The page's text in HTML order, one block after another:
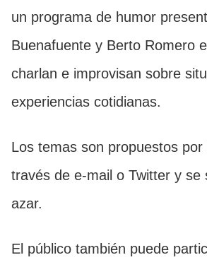
un programa de humor
Buenafuente y Berto Romero
charlan e improvisan sobre
experiencias cotidianas.
Los temas son propuestos
través de e-mail o Twitter y se
azar.
El público también puede